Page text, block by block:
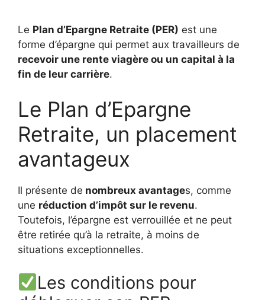
Le Plan d’Epargne Retraite (PER) est une
forme d’épargne qui permet aux travailleurs de
recevoir une rente viagère ou un capital à la
fin de leur carrière.
Le Plan d’Epargne
Retraite, un placement
avantageux
Il présente de nombreux avantages, comme
une réduction d’impôt sur le revenu.
Toutefois, l’épargne est verrouillée et ne peut
être retirée qu’à la retraite, à moins de
situations exceptionnelles.
Les conditions pour